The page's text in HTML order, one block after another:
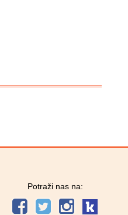
Potraži nas na: